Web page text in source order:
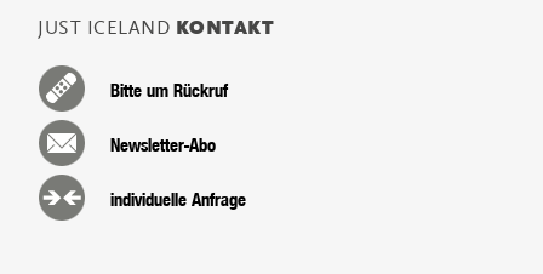
JUST ICELAND KONTAKT
Bitte um Rückruf
Newsletter-Abo
individuelle Anfrage